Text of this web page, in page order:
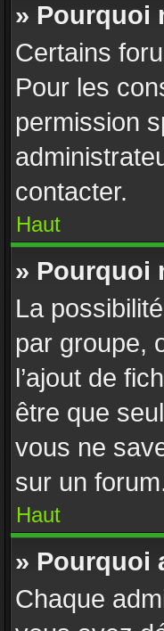
» Pourquoi
Certains
Pour les
permission
contacter.
Haut
» Pourquoi
La
par groupe,
l’ajout de
être que
vous ne
sur un
Haut
» Pourquoi
Chaque